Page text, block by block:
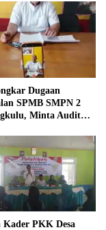
Dugaan
SPMB SMPN 2
Minta Audit
Kader PKK Desa